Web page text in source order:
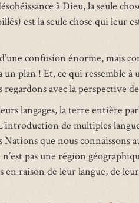
is
external)
à Dieu, la seule
est la seule chose qui leur
confusion énorme, mais
plan ! Et, ce qui ressemble à
avec la perspective
langages, la terre entière
de multiples
que nous connaissons
pas une région
en raison de leur langue, de